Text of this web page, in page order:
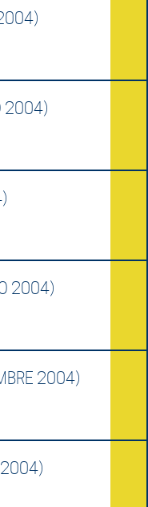
2004)
2004)
2004)
2004)